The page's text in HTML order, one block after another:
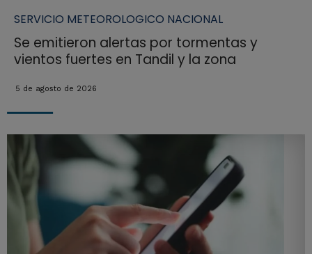
SERVICIO METEOROLOGICO NACIONAL
Se emitieron alertas por tormentas y
vientos fuertes en Tandil y la zona
5 de agosto de 2026